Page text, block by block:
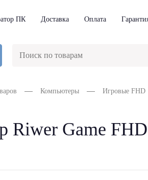
ПК Доставка Оплата
Компьютеры Игровые FHD
Riwer Game